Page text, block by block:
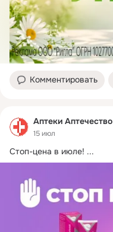
Комментировать
Аптеки Аптечество
15 июл
Стоп-цена в июле! ...